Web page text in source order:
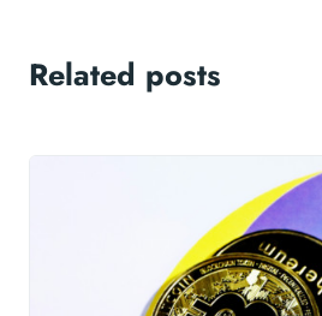
Related posts